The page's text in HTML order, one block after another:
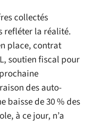
collectés
refléter la réalité.
place, contrat
soutien fiscal pour
des auto-
baisse de 30 % des
à ce jour, n’a